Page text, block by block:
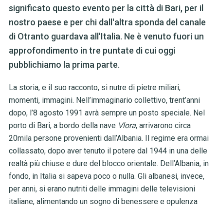
significato questo evento per la città di Bari, per il
nostro paese e per chi dall'altra sponda del canale
di Otranto guardava all'Italia. Ne è venuto fuori un
approfondimento in tre puntate di cui oggi
pubblichiamo la prima parte.
La storia, e il suo racconto, si nutre di pietre miliari,
momenti, immagini. Nell’immaginario collettivo, trent’anni
dopo, l’8 agosto 1991 avrà sempre un posto speciale. Nel
porto di Bari, a bordo della nave Vlora, arrivarono circa
20mila persone provenienti dall’Albania. Il regime era ormai
collassato, dopo aver tenuto il potere dal 1944 in una delle
realtà più chiuse e dure del blocco orientale. Dell’Albania, in
fondo, in Italia si sapeva poco o nulla. Gli albanesi, invece,
per anni, si erano nutriti delle immagini delle televisioni
italiane, alimentando un sogno di benessere e opulenza